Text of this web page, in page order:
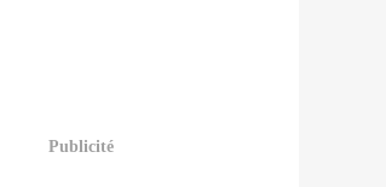
Publicité